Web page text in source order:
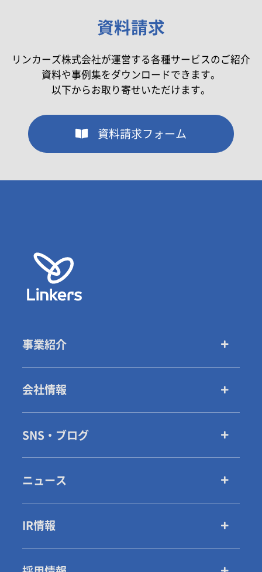
資料請求
リンカーズ株式会社が運営する各種サービスのご紹介
資料や事例集をダウンロードできます。
以下からお取り寄せいただけます。
資料請求フォーム
事業紹介
会社情報
SNS・ブログ
ニュース
IR情報